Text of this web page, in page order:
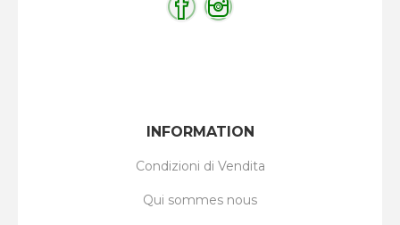
INFORMATION
Condizioni di Vendita
Qui sommes nous